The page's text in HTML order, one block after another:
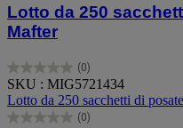
Lotto da 250
Mafter
(0)
0.0
su
5
stelle.
SKU : MIG5721434
Lotto da 250 sacchetti di
(0)
0.0